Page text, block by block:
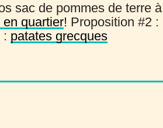
sac de pommes de terre à
quartier! Proposition #2 :
: patates grecques